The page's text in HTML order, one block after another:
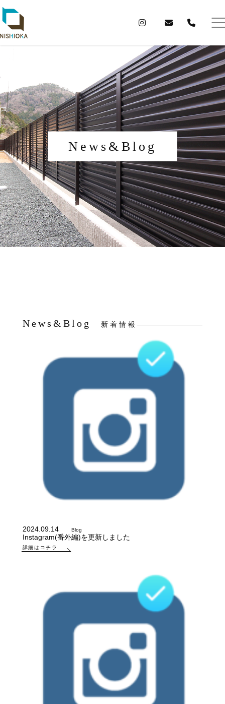
News&Blog
News&Blog 新着情報
2024.09.14 Blog
Instagram(番外編)を更新しました
詳細はコチラ